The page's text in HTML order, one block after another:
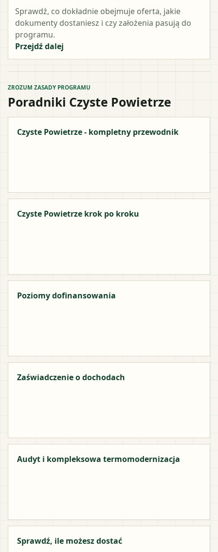
Sprawdź, co dokładnie obejmuje oferta, jakie
dokumenty dostaniesz i czy założenia pasują do
programu.
Przejdź dalej
ZROZUM ZASADY PROGRAMU
Poradniki Czyste Powietrze
Czyste Powietrze - kompletny przewodnik
Czyste Powietrze krok po kroku
Poziomy dofinansowania
Zaświadczenie o dochodach
Audyt i kompleksowa termomodernizacja
Sprawdź, ile możesz dostać